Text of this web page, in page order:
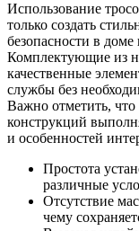
Использование
только создать
безопасности в
Комплектующие из
качественные
службы без
Важно отметить, что
конструкций
и особенностей
Простота
различные
Отсутствие
чему